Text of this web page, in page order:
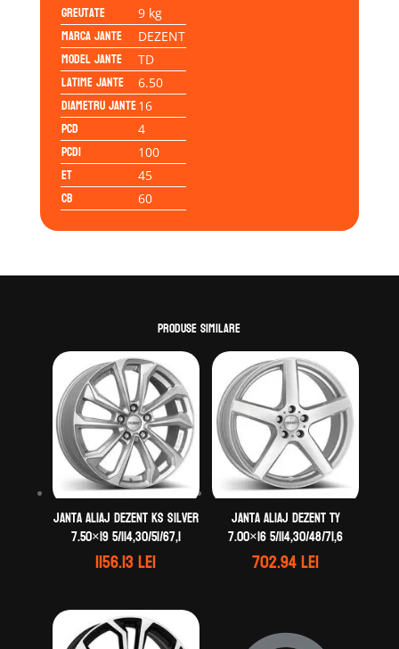
Greutate 9 kg
Marca jante DEZENT
Model jante TD
Latime jante 6.50
Diametru jante16
PCD 4
PCD1 100
ET 45
CB 60
Produse similare
Janta aliaj DEZENT KS silver
7.50×19 5/114,30/51/67,1
1156.13lei
Janta aliaj DEZENT TY
7.00×16 5/114,30/48/71,6
702.94lei